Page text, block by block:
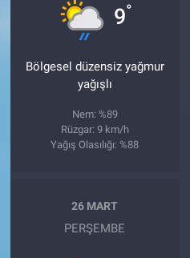
9°
Bölgesel düzensiz yağmur
yağışlı
Nem: %89
Rüzgar: 9 km/h
Yağış Olasılığı: %88
26 MART
PERŞEMBE